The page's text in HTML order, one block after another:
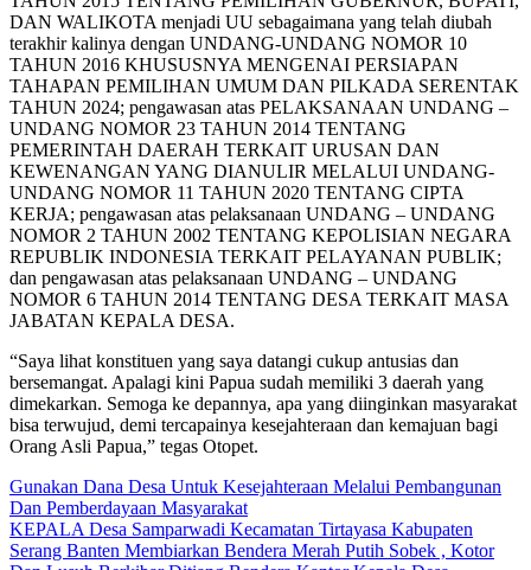
DAN WALIKOTA menjadi UU sebagaimana yang telah diubah
terakhir kalinya dengan UNDANG-UNDANG NOMOR 10
TAHUN 2016 KHUSUSNYA MENGENAI PERSIAPAN
TAHAPAN PEMILIHAN UMUM DAN PILKADA SERENTAK
TAHUN 2024; pengawasan atas PELAKSANAAN UNDANG –
UNDANG NOMOR 23 TAHUN 2014 TENTANG
PEMERINTAH DAERAH TERKAIT URUSAN DAN
KEWENANGAN YANG DIANULIR MELALUI UNDANG-
UNDANG NOMOR 11 TAHUN 2020 TENTANG CIPTA
KERJA; pengawasan atas pelaksanaan UNDANG – UNDANG
NOMOR 2 TAHUN 2002 TENTANG KEPOLISIAN NEGARA
REPUBLIK INDONESIA TERKAIT PELAYANAN PUBLIK;
dan pengawasan atas pelaksanaan UNDANG – UNDANG
NOMOR 6 TAHUN 2014 TENTANG DESA TERKAIT MASA
JABATAN KEPALA DESA.
“Saya lihat konstituen yang saya datangi cukup antusias dan
bersemangat. Apalagi kini Papua sudah memiliki 3 daerah yang
dimekarkan. Semoga ke depannya, apa yang diinginkan masyarakat
bisa terwujud, demi tercapainya kesejahteraan dan kemajuan bagi
Orang Asli Papua,” tegas Otopet.
Navigasi
pos
Gunakan Dana Desa Untuk Kesejahteraan Melalui Pembangunan
Dan Pemberdayaan Masyarakat
KEPALA Desa Samparwadi Kecamatan Tirtayasa Kabupaten
Serang Banten Membiarkan Bendera Merah Putih Sobek , Kotor